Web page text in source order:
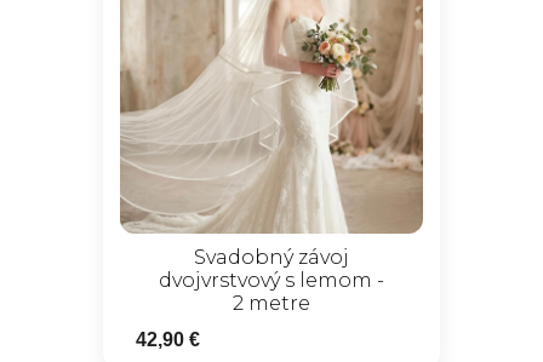
Svadobný závoj
dvojvrstvový s lemom -
2 metre
42,90 €